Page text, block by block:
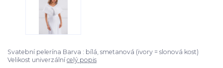
Svatební pelerína Barva : bílá, smetanová (ivory = slonová kost)
Velikost univerzální celý popis